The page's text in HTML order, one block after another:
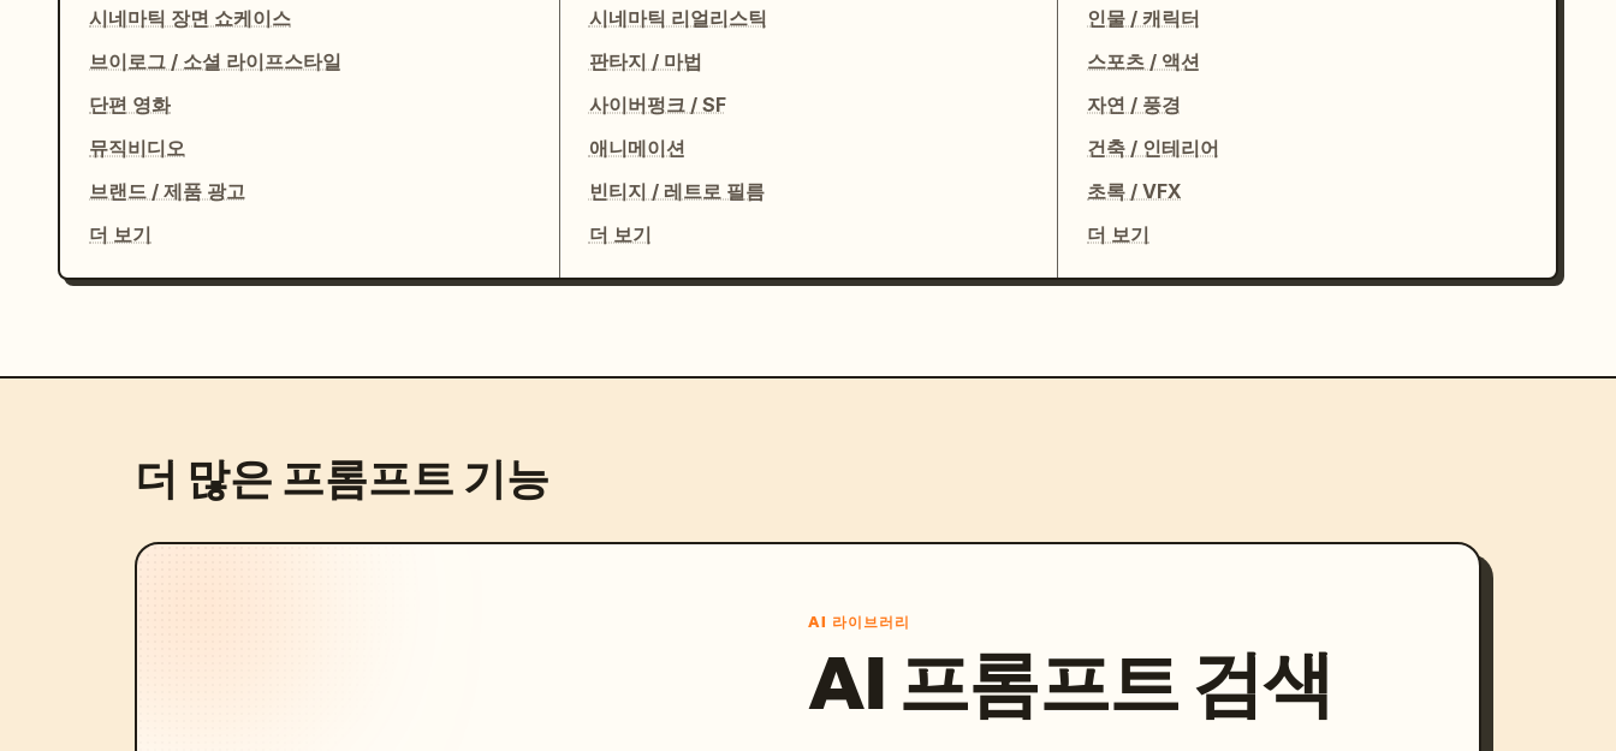
시네마틱 장면 쇼케이스
브이로그 / 소셜 라이프스타일
단편 영화
뮤직비디오
브랜드 / 제품 광고
더 보기
시네마틱 리얼리스틱
판타지 / 마법
사이버펑크 / SF
애니메이션
빈티지 / 레트로 필름
더 보기
인물 / 캐릭터
스포츠 / 액션
자연 / 풍경
건축 / 인테리어
초록 / VFX
더 보기
더 많은 프롬프트 기능
AI 라이브러리
AI 프롬프트 검색